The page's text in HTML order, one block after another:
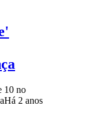
10 no
Há 2 anos